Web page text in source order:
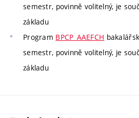
semestr, povinně volitelný, je
základu
Program BPCP_AAEFCH
semestr, povinně volitelný, je
základu